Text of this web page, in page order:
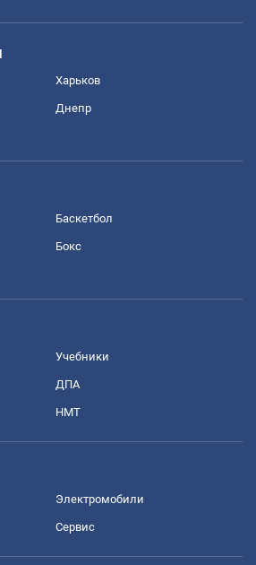
Харьков
Днепр
Баскетбол
Бокс
Учебники
ДПА
НМТ
Электромобили
Сервис